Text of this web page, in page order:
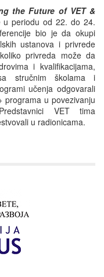
the Future of VET &
u periodu od 22. do 24.
bio je da okupi
ustanova i privrede
privreda može da
i kvalifikacijama,
stručnim školama i
učenja odgovarali
programa u povezivanju
VET tima
u radionicama.